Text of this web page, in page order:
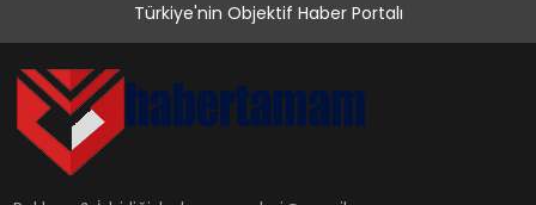
Türkiye'nin Objektif Haber Portalı